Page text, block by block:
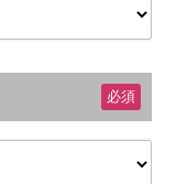
必須